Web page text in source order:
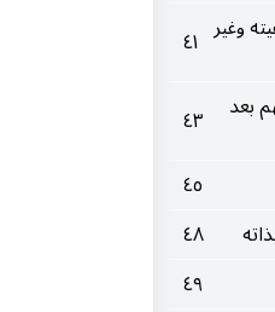
وغير ٤١
بعد
٤٣
٤٥
٤٨
٤٩